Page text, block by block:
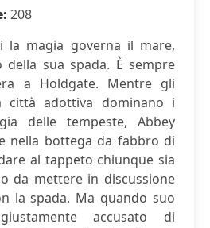
208
la magia governa il mare,
sua spada. È sempre
a Holdgate. Mentre gli
città adottiva dominano i
delle tempeste, Abbey
nella bottega da fabbro di
al tappeto chiunque sia
da mettere in discussione
la spada. Ma quando suo
accusato di